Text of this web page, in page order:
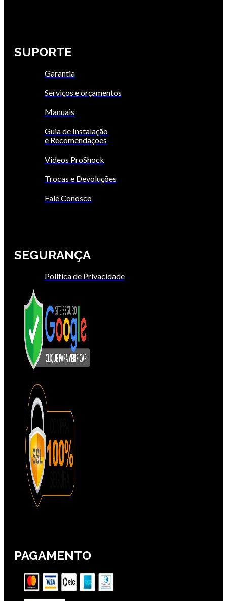
SUPORTE
Garantia
Serviços e orçamentos
Manuais
Guia de Instalação
e Recomendações
Videos ProShock
Trocas e Devoluções
Fale Conosco
SEGURANÇA
Política de Privacidade
PAGAMENTO